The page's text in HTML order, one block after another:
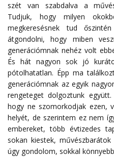
szét van szabdalva a
Tudjuk, hogy milyen
megkeresésnek tud
átgondolni, hogy miben
generációmnak nehéz volt
És hát nagyon sok jó
pótolhatatlan. Épp ma
generációmnak az egyik
rengeteget dolgoztunk
hogy ne szomorkodjak ezen,
helyét, de szerintem ez nem
embereket, több évtizedes
sokan kiestek,
úgy gondolom, sokkal